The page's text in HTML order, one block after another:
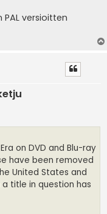
versioitten
on DVD and Blu-ray
have been removed
United States and
a title in question has